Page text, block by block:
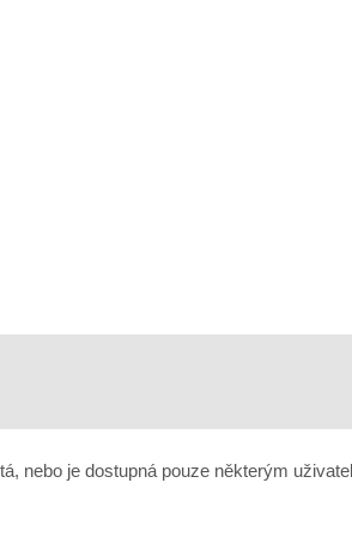
nebo je dostupná pouze některým